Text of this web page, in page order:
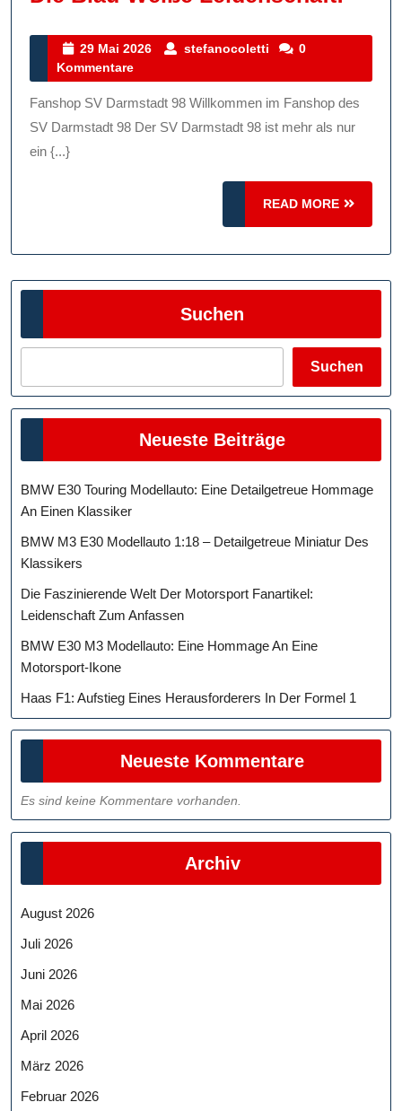
SV
98:
Sie
Die
29 Mai 2026
29
2026
stefanocoletti stefanocoletti
0
Kommentare
Fanshop SV Darmstadt 98 Willkommen im Fanshop des
SV Darmstadt 98 Der SV Darmstadt 98 ist mehr als nur
ein {...}
READ MORE
READ
MORE
Suchen
Suchen
Neueste Beiträge
BMW E30 Touring Modellauto: Eine Detailgetreue Hommage
An Einen Klassiker
BMW M3 E30 Modellauto 1:18 – Detailgetreue Miniatur Des
Klassikers
Die Faszinierende Welt Der Motorsport Fanartikel:
Leidenschaft Zum Anfassen
BMW E30 M3 Modellauto: Eine Hommage An Eine
Motorsport-Ikone
Haas F1: Aufstieg Eines Herausforderers In Der Formel 1
Neueste Kommentare
Es sind keine Kommentare vorhanden.
Archiv
August 2026
Juli 2026
Juni 2026
Mai 2026
April 2026
März 2026
Februar 2026